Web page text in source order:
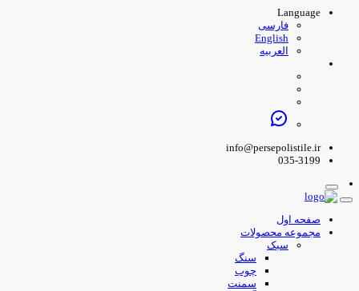
Language
فارسی
English
العربیه
info@persepolistile.ir
035-3199
صفحه اول
مجموعه محصولات
سبک
سنگ
چوب
سمنت